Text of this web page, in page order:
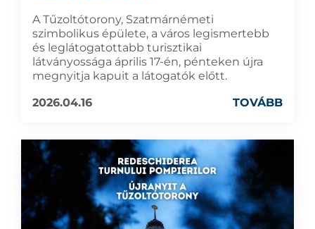
A Tűzoltótorony, Szatmárnémeti
szimbolikus épülete, a város legismertebb
és leglátogatottabb turisztikai
látványossága április 17-én, pénteken újra
megnyitja kapuit a látogatók előtt.
2026.04.16
TOVÁBB